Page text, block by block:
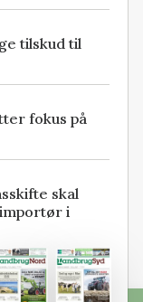
tilskud til
fokus på
skal
i